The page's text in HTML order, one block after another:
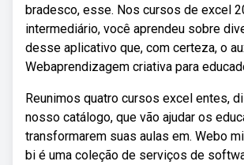
bradesco, esse. Nos cursos de excel
intermediário, você aprendeu sobre
desse aplicativo que, com certeza, o
Webaprendizagem criativa para
Reunimos quatro cursos excel entes,
nosso catálogo, que vão ajudar os
transformarem suas aulas em. Webo
bi é uma coleção de serviços de